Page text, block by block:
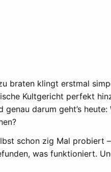
braten klingt erstmal
Kultgericht perfekt
genau darum geht’s
schon zig Mal
was funktioniert.